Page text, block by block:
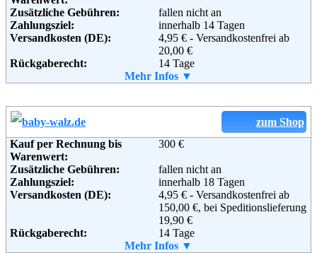
Weiterführende
Informationen:
Zusätzliche Gebühren:
fallen nicht an
Zahlungsziel:
innerhalb 14 Tagen
Versandkosten (DE):
4,95 € - Versandkostenfrei ab
20,00 €
Rückgaberecht:
14 Tage
Ja
Weitere Zahlungsmethoden:
Adresse:
babymarkt.de GmbH
Wulfshofstrasse 22
44149 Dortmund
Telefon:
+49 (0)1805 - 210610
+49 (0)1805 - 210611
Mehr Infos ▼
zum Shop
Kauf per Rechnung bis
Warenwert:
300 €
Zusätzliche Gebühren:
fallen nicht an
Zahlungsziel:
innerhalb 18 Tagen
Versandkosten (DE):
4,95 € - Versandkostenfrei ab
150,00 €, bei Speditionslieferung
19,90 €
Rückgaberecht:
14 Tage
Ja
Mehr Infos ▼